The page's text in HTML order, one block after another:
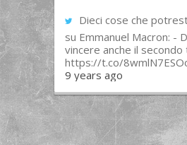
Dieci cose che
su Emmanuel Macron: -
vincere anche il secondo
https://t.co/
9 years ago